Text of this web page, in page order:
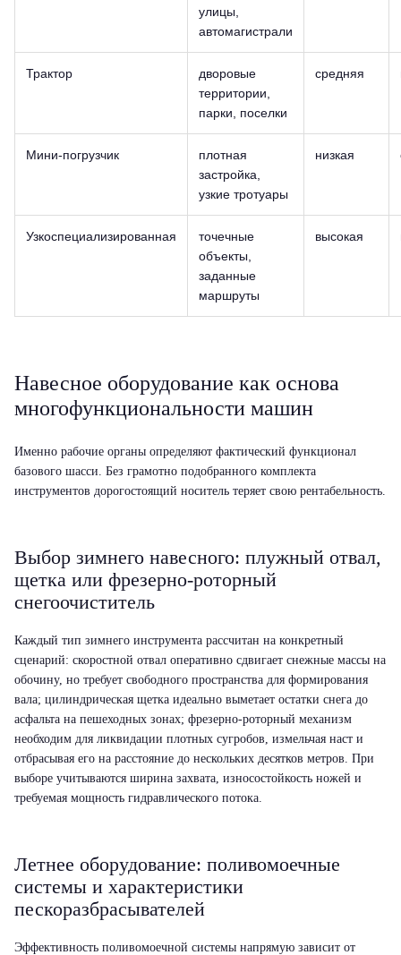
улицы,
автомагистрали
Трактор
дворовые
территории,
парки, поселки
средняя
Мини-погрузчик
плотная
застройка,
узкие тротуары
низкая
Узкоспециализированная
точечные
объекты,
заданные
маршруты
высокая
Навесное оборудование как основа
многофункциональности машин
Именно рабочие органы определяют фактический функционал
базового шасси. Без грамотно подобранного комплекта
инструментов дорогостоящий носитель теряет свою рентабельность.
Выбор зимнего навесного: плужный отвал,
щетка или фрезерно-роторный
снегоочиститель
Каждый тип зимнего инструмента рассчитан на конкретный
сценарий: скоростной отвал оперативно сдвигает снежные массы на
обочину, но требует свободного пространства для формирования
вала; цилиндрическая щетка идеально выметает остатки снега до
асфальта на пешеходных зонах; фрезерно-роторный механизм
необходим для ликвидации плотных сугробов, измельчая наст и
отбрасывая его на расстояние до нескольких десятков метров. При
выборе учитываются ширина захвата, износостойкость ножей и
требуемая мощность гидравлического потока.
Летнее оборудование: поливомоечные
системы и характеристики
пескоразбрасывателей
Эффективность поливомоечной системы напрямую зависит от